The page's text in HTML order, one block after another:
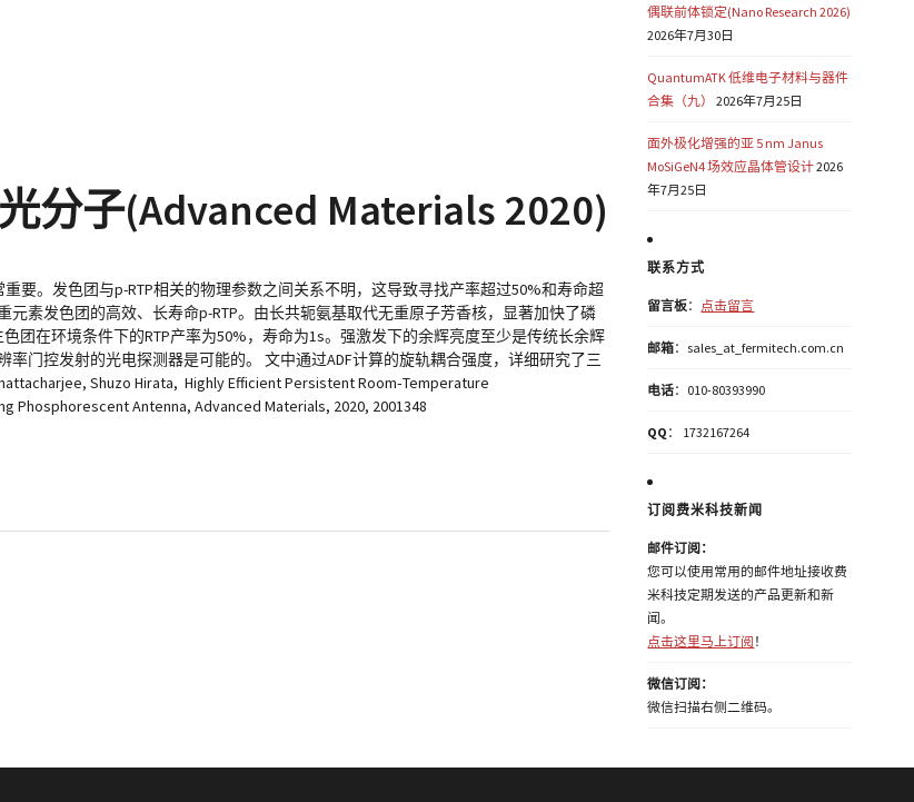
分子(Advanced Materials 2020)
要。发色团与p-RTP相关的物理参数之间关系不明，这导致寻找产率超过50%和寿命超
素发色团的高效、长寿命p-RTP。由长共轭氨基取代无重原子芳香核，显著加快了磷
团在环境条件下的RTP产率为50%，寿命为1s。强激发下的余辉亮度至少是传统长余辉
门控发射的光电探测器是可能的。 文中通过ADF计算的旋轨耦合强度，详细研究了三
Shuzo Hirata, Highly Efficient Persistent Room‐Temperature
Phosphorescent Antenna, Advanced Materials, 2020, 2001348
偶联前体锁定(Nano Research 2026)
2026年7月30日
QuantumATK 低维电子材料与器件
合集（九）
2026年7月25日
面外极化增强的亚 5 nm Janus
MoSiGeN4 场效应晶体管设计2026
年7月25日
联系方式
留言板： 点击留言
邮箱：sales_at_fermitech.com.cn
电话：010-80393990
QQ ： 1732167264
订阅费米科技新闻
邮件订阅：
您可以使用常用的邮件地址接收费
米科技定期发送的产品更新和新
闻。
点击这里马上订阅 ！
微信订阅：
微信扫描右侧二维码。